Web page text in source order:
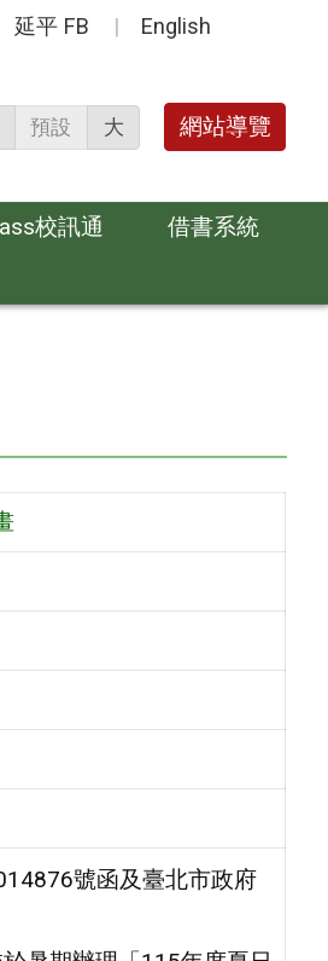
延平 FB English
預設 大 網站導覽
校訊通
借書系統
號函及臺北市政府